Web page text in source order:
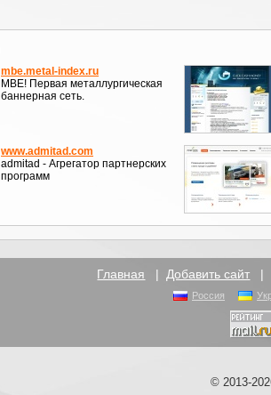
mbe.metal-index.ru
MBE! Первая металлургическая
баннерная сеть.
www.admitad.com
admitad - Агрегатор партнерских
программ
Главная | Добавить сайт |
Россия
© 2013-